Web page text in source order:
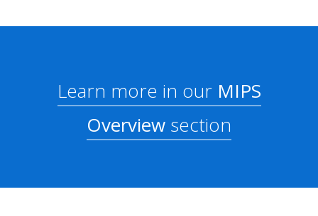
Learn more in ourMIPS
Overview section